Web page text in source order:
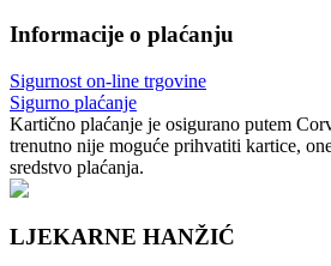
Informacije o plaćanju
Sigurnost on-line trgovine
Sigurno plaćanje
Kartično plaćanje je osigurano putem
trenutno nije moguće prihvatiti kartice,
sredstvo plaćanja.
LJEKARNE HANŽIĆ